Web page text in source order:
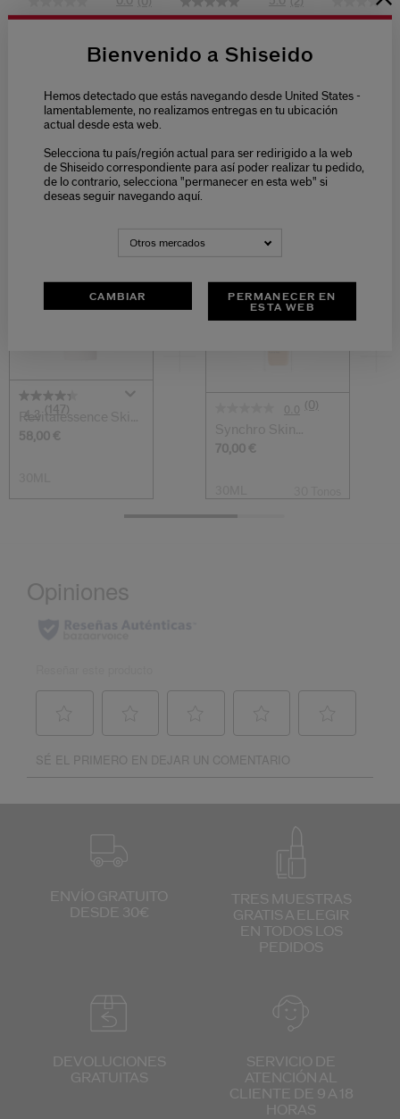
59,00 €
Protector Lotion
Sensitive Spf50+
61,00 €
150ML
43,00 €
3.30G
TU RUTINA DE TRATAMIENTO
4.3 (147)
Revitalessence Skin
Glow Prime...
58,00 €
PERFECCIONAR
0.0 (0)
Radiant Lifting F...
70,00 €
ENVÍO GRATUITO
DESDE 30€
TRES MUESTRAS
GRATIS A ELEGIR
EN TODOS LOS
PEDIDOS
DEVOLUCIONES
GRATUITAS
SERVICIO DE
ATENCIÓN AL
CLIENTE DE 9 A 18
HORAS
Bienvenido a Shiseido
Hemos detectado que estás navegando desde United States -
lamentablemente, no realizamos entregas en tu ubicación
actual desde esta web.
Selecciona tu país/región actual para ser redirigido a la web
de Shiseido correspondiente para así poder realizar tu pedido,
de lo contrario, selecciona "permanecer en esta web" si
deseas seguir navegando aquí.
Otros mercados
CAMBIAR
PERMANECER EN
ESTA WEB